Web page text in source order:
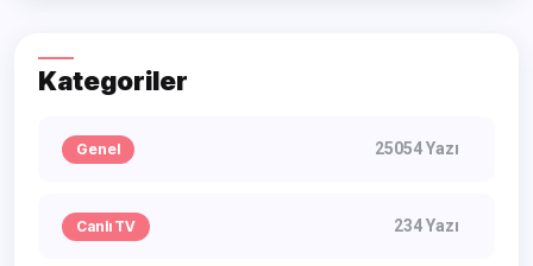
Kategoriler
Genel 25054 Yazı
Canlı TV 234 Yazı